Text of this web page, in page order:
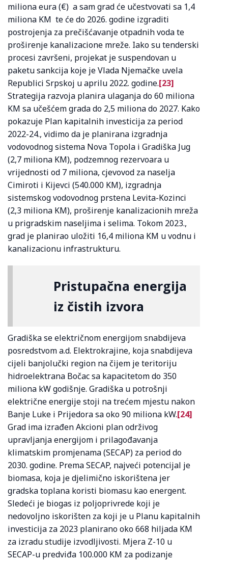
miliona eura (€) a sam grad će učestvovati sa 1,4
miliona KM te će do 2026. godine izgraditi
postrojenja za prečišćavanje otpadnih voda te
proširenje kanalizacione mreže. Iako su tenderski
procesi završeni, projekat je suspendovan u
paketu sankcija koje je Vlada Njemačke uvela
Republici Srpskoj u aprilu 2022. godine.[23]
Strategija razvoja planira ulaganja do 60 miliona
KM sa učešćem grada do 2,5 miliona do 2027. Kako
pokazuje Plan kapitalnih investicija za period
2022-24., vidimo da je planirana izgradnja
vodovodnog sistema Nova Topola i Gradiška Jug
(2,7 miliona KM), podzemnog rezervoara u
vrijednosti od 7 miliona, cjevovod za naselja
Cimiroti i Kijevci (540.000 KM), izgradnja
sistemskog vodovodnog prstena Levita-Kozinci
(2,3 miliona KM), proširenje kanalizacionih mreža
u prigradskim naseljima i selima. Tokom 2023.,
grad je planirao uložiti 16,4 miliona KM u vodnu i
kanalizacionu infrastrukturu.
Pristupačna energija
iz čistih izvora
Gradiška se električnom energijom snabdijeva
posredstvom a.d. Elektrokrajine, koja snabdijeva
cijeli banjolučki region na čijem je teritoriju
hidroelektrana Bočac sa kapacitetom do 350
miliona kW godišnje. Gradiška u potrošnji
električne energije stoji na trećem mjestu nakon
Banje Luke i Prijedora sa oko 90 miliona kW.[24]
Grad ima izrađen Akcioni plan održivog
upravljanja energijom i prilagođavanja
klimatskim promjenama (SECAP) za period do
2030. godine. Prema SECAP, najveći potencijal je
biomasa, koja je djelimično iskorištena jer
gradska toplana koristi biomasu kao energent.
Sledeći je biogas iz poljoprivrede koji je
nedovoljno iskorišten za koji je u Planu kapitalnih
investicija za 2023 planirano oko 668 hiljada KM
za izradu studije izvodljivosti. Mjera Z-10 u
SECAP-u predviđa 100.000 KM za podizanje